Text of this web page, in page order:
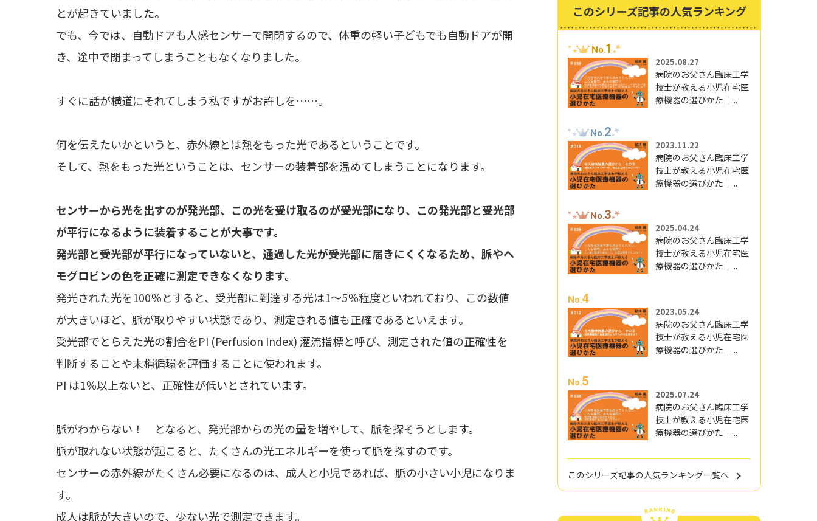
とが起きていました。
でも、今では、自動ドアも人感センサーで開閉するので、体重の軽い子どもでも自動ドアが開
き、途中で閉まってしまうこともなくなりました。
すぐに話が横道にそれてしまう私ですがお許しを……。
何を伝えたいかというと、赤外線とは熱をもった光であるということです。
そして、熱をもった光ということは、センサーの装着部を温めてしまうことになります。
センサーから光を出すのが発光部、この光を受け取るのが受光部になり、この発光部と受光部
が平行になるように装着することが大事です。
発光部と受光部が平行になっていないと、通過した光が受光部に届きにくくなるため、脈やヘ
モグロビンの色を正確に測定できなくなります。
発光された光を100％とすると、受光部に到達する光は1～5％程度といわれており、この数値
が大きいほど、脈が取りやすい状態であり、測定される値も正確であるといえます。
受光部でとらえた光の割合をPI (Perfusion Index) 灌流指標と呼び、測定された値の正確性を
判断することや末梢循環を評価することに使われます。
PI は1％以上ないと、正確性が低いとされています。
脈がわからない！ となると、発光部からの光の量を増やして、脈を探そうとします。
脈が取れない状態が起こると、たくさんの光エネルギーを使って脈を探すのです。
センサーの赤外線がたくさん必要になるのは、成人と小児であれば、脈の小さい小児になりま
す。
成人は脈が大きいので、少ない光で測定できます。
このシリーズ記事の人気ランキング
No.1
2025.08.27
病院のお父さん臨床工学
技士が教える小児在宅医
療機器の選びかた｜...
No.2
2023.11.22
病院のお父さん臨床工学
技士が教える小児在宅医
療機器の選びかた｜...
No.3
2025.04.24
病院のお父さん臨床工学
技士が教える小児在宅医
療機器の選びかた｜...
No.4
2023.05.24
病院のお父さん臨床工学
技士が教える小児在宅医
療機器の選びかた｜...
No.5
2025.07.24
病院のお父さん臨床工学
技士が教える小児在宅医
療機器の選びかた｜...
このシリーズ記事の人気ランキング一覧へ